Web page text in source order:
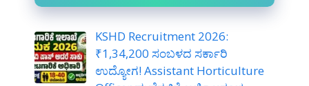
KSHD Recruitment 2026:
₹1,34,200 ಸಂಬಳದ ಸರ್ಕಾರಿ
ಉದ್ಯೋಗ! Assistant Horticulture